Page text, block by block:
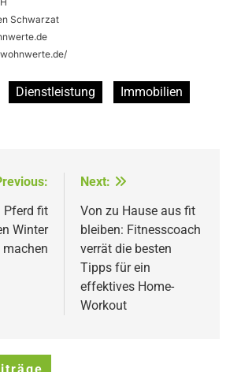
Schwarzat
Dienstleistung
Immobilien
Pferd fit
Winter
machen
Next:
Von zu Hause aus fit
bleiben: Fitnesscoach
verrät die besten
Tipps für ein
effektives Home-
Workout